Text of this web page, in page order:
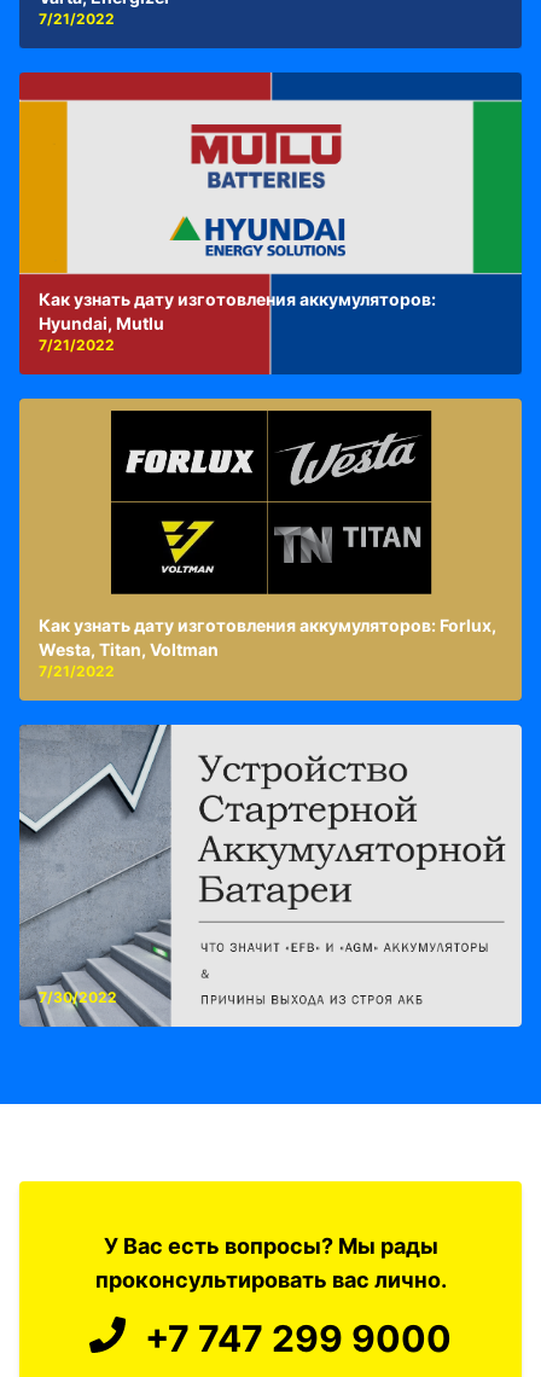
7/21/2022
Как узнать дату изготовления аккумуляторов:
Hyundai, Mutlu
7/21/2022
Как узнать дату изготовления аккумуляторов: Forlux,
Westa, Titan, Voltman
7/21/2022
7/30/2022
У Вас есть вопросы? Мы рады
проконсультировать вас лично.
+7 747 299 9000